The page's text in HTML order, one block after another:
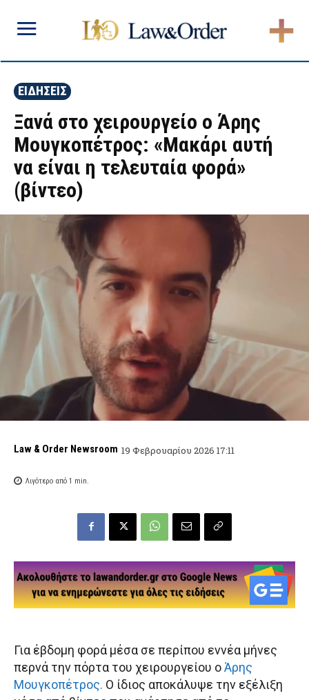
ΕΙΔΗΣΕΙΣ
Ξανά στο χειρουργείο ο Άρης
Μουγκοπέτρος: «Μακάρι αυτή
να είναι η τελευταία φορά»
(βίντεο)
Law & Order Newsroom 19 Φεβρουαρίου 2026 17:11
Λιγότερο από 1 min.
Για έβδομη φορά μέσα σε περίπου εννέα μήνες
περνά την πόρτα του χειρουργείου οΆρης
Μουγκοπέτρος. Ο ίδιος αποκάλυψε την εξέλιξη